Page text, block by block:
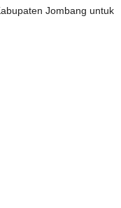
Jombang untuk